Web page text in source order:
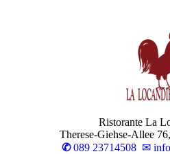
Ristorante La
Therese-Giehse-Allee
✆089 23714508 ✉